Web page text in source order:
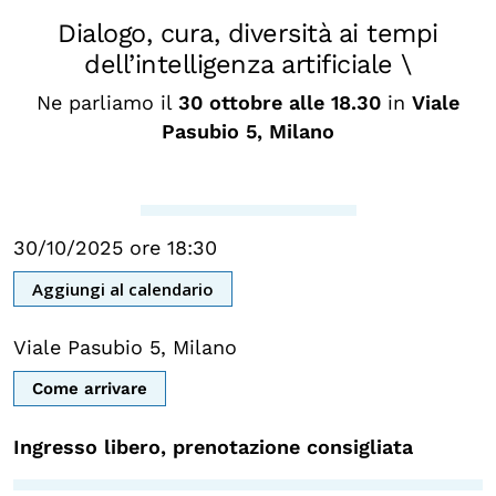
Biblioteca
Mostre digitali
Progetti Internazionali
Pubblicazioni
Storie di Resistenza, ottant’anni dopo
Calendario civile
Podcast
Dialogo, cura, diversità ai tempi
dell’intelligenza artificiale \
Ne parliamo il 30 ottobre alle 18.30 in Viale
Pasubio 5, Milano
30/10/2025 ore 18:30
Aggiungi al calendario
Viale Pasubio 5, Milano
Come arrivare
Ingresso libero, prenotazione consigliata